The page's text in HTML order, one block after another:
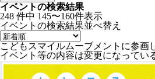
イベントの検索結果
248 件中 145〜160件表示
イベントの検索結果並べ替え
こどもスマイルムーブメントに参画
イベント等の内容は変更になってい